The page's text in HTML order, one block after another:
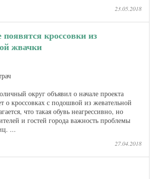
23.05.2018
кроссовки из
жвачки
округ объявил о начале проекта
о кроссовках с подошвой из жевательной
что такая обувь неагрессивно, но
и гостей города важность проблемы
...
27.04.2018